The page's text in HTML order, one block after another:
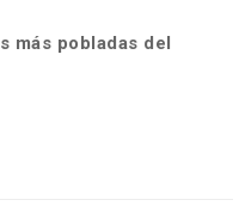
más pobladas del